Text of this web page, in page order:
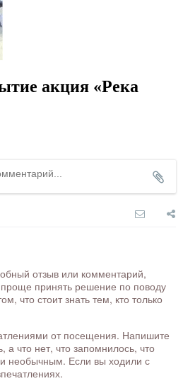
акция «Река
отзыв или комментарий,
принять решение по поводу
что стоит знать тем, кто только
от посещения. Напишите
а что нет, что запомнилось, что
необычным. Если вы ходили с